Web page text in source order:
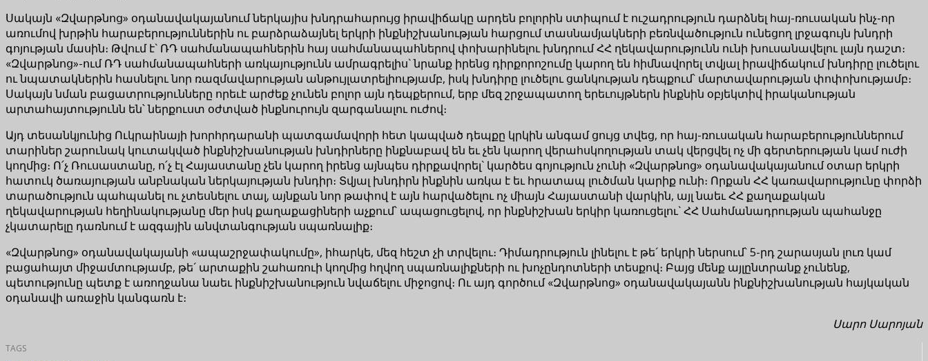
Սակայն «Զվարթնոց» օդանավակայանում ներկայիս խնդրահարույց իրավիճակը արդեն բոլորին ստիպում է ուշադրություն դարձնել հայ-ռուսական ինչ-որ
առումով խրթին հարաբերություններին ու բարձրաձայնել երկրի ինքնիշխանության հարցում տասնամյակների բեռնվածություն ունեցող լրջագույն խնդրի
գոյության մասին։ Թվում է` ՌԴ սահմանապահներին հայ սահմանապահներով փոխարինելու խնդրում ՀՀ ղեկավարությունն ունի խուսանավելու լայն դաշտ։
«Զվարթնոց»-ում ՌԴ սահմանապահների առկայությունն ամրագրելիս` նրանք իրենց դիրքորոշումը կարող են հիմնավորել տվյալ իրավիճակում խնդիրը լուծելու
ու նպատակներին հասնելու նոր ռազմավարության անթույլատրելիությամբ, իսկ խնդիրը լուծելու ցանկության դեպքում՝ մարտավարության փոփոխությամբ։
Սակայն նման բացատրությունները որեւէ արժեք չունեն բոլոր այն դեպքերում, երբ մեզ շրջապատող երեւույթներն ինքնին օբյեկտիվ իրականության
արտահայտությունն են՝ ներքուստ օժտված ինքնուրույն զարգանալու ուժով։
Այդ տեսանկյունից Ուկրաինայի խորհրդարանի պատգամավորի հետ կապված դեպքը կրկին անգամ ցույց տվեց, որ հայ-ռուսական հարաբերություններում
տարիներ շարունակ կուտակված ինքնիշխանության խնդիրները ինքնաբավ են եւ չեն կարող վերահսկողության տակ վերցվել ոչ մի գերտերության կամ ուժի
կողմից։ Ո՛չ Ռուսաստանը, ո՛չ էլ Հայաստանը չեն կարող իրենց այնպես դիրքավորել` կարծես գոյություն չունի «Զվարթնոց» օդանավակայանում օտար երկրի
հատուկ ծառայության անբնական ներկայության խնդիր։ Տվյալ խնդիրն ինքնին առկա է եւ հրատապ լուծման կարիք ունի։ Որքան ՀՀ կառավարությունը փորձի
տարածություն պահպանել ու չտեսնելու տալ, այնքան նոր թափով է այն հարվածելու ոչ միայն Հայաստանի վարկին, այլ նաեւ ՀՀ քաղաքական
ղեկավարության հեղինակությանը մեր իսկ քաղաքացիների աչքում՝ ապացուցելով, որ ինքնիշխան երկիր կառուցելու` ՀՀ Սահմանադրության պահանջը
չկատարելը դառնում է ազգային անվտանգության սպառնալիք։
«Զվարթնոց» օդանավակայանի «ապաշրջափակումը», իհարկե, մեզ հեշտ չի տրվելու։ Դիմադրություն լինելու է թե´ երկրի ներսում՝ 5-րդ շարասյան լուռ կամ
բացահայտ միջամտությամբ, թե´ արտաքին շահառուի կողմից հղվող սպառնալիքների ու խոչընդոտների տեսքով։ Բայց մենք այլընտրանք չունենք,
պետությունը պետք է առողջանա նաեւ ինքնիշխանություն նվաճելու միջոցով։ Ու այդ գործում «Զվարթնոց» օդանավակայանն ինքնիշխանության հայկական
օդանավի առաջին կանգառն է։
Սարո Սարոյան
TAGS